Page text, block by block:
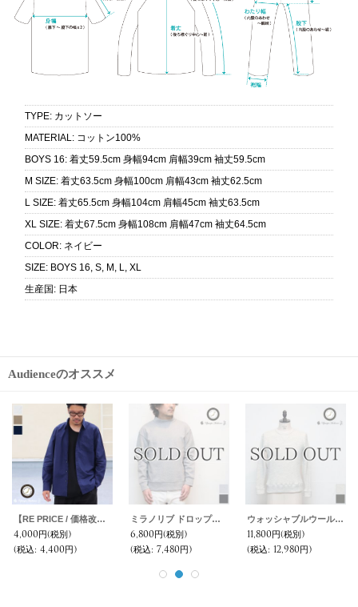
TYPE: カットソー
MATERIAL: コットン100%
BOYS 16: 着丈59.5cm 身幅94cm 肩幅39cm 袖丈59.5cm
M SIZE: 着丈63.5cm 身幅100cm 肩幅43cm 袖丈62.5cm
L SIZE: 着丈65.5cm 身幅104cm 肩幅45cm 袖丈63.5cm
XL SIZE: 着丈67.5cm 身幅108cm 肩幅47cm 袖丈64.5cm
COLOR: ネイビー
SIZE: BOYS 16, S, M, L, XL
生産国 : 日本
Audienceのオススメ
ヘビーチノワイド2タックアンクルパンツ【MADE IN JAPAN】『日本製』【送料無料】/ Upscape Audience
11,800円(税別)
(税込: 12,980円)
ミラノリブ2ボタンテーラードジャケット【MADE IN JAPAN】『日本製』 / Upscape Audience
12,800円(税別)
(税込: 14,080円)
【RE PRICE / 価格改定】馬布エンジニア3ボタンチェスターコート【MADE IN JAPAN】『日本製』/ Upscape Audience
7,800円(税別)
(税込: 8,580円)